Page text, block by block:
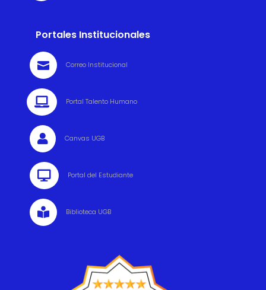
Portales Institucionales
 Correo Institucional
 Portal Talento Humano
 Canvas UGB
 Portal del Estudiante
 Biblioteca UGB